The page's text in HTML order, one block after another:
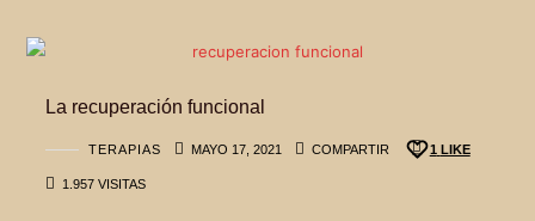
La recuperación funcional
TERAPIAS MAYO 17, 2021 COMPARTIR 1 LIKE
1.957 VISITAS